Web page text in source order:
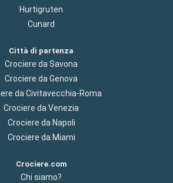
Hurtigruten
Cunard
Città di partenza
Crociere da Savona
Crociere da Genova
da Civitavecchia-Roma
Crociere da Venezia
Crociere da Napoli
Crociere da Miami
Crociere.com
Chi siamo?